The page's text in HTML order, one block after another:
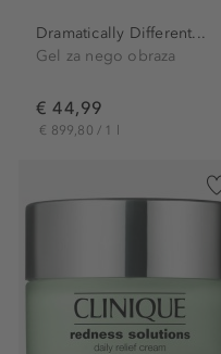
Dramatically Different...
Gel za nego obraza
€ 44,99
€ 899,80 / 1 l